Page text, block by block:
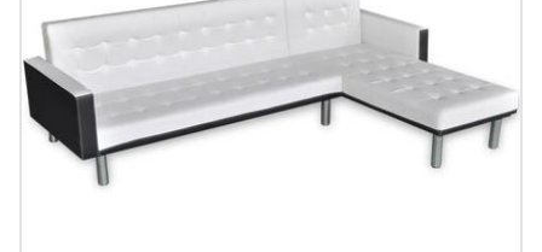
#sharemevidaxl